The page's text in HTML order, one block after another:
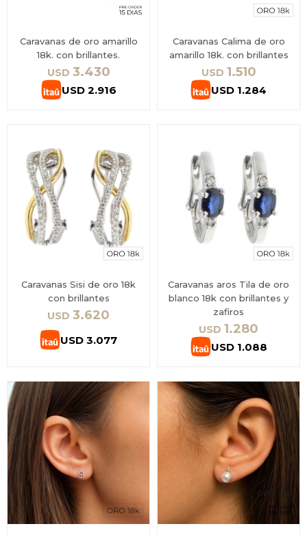
Caravanas de oro amarillo
18k. con brillantes.
USD 3.430
USD 2.916
Caravanas Calima de oro
amarillo 18k. con brillantes
USD 1.510
USD 1.284
Caravanas Sisi de oro 18k
con brillantes
USD 3.620
USD 3.077
Caravanas aros Tila de oro
blanco 18k con brillantes y
zafiros
USD 1.280
USD 1.088